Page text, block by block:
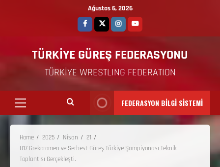
Ağustos 6, 2026
TÜRKİYE GÜREŞ FEDERASYONU
TÜRKİYE WRESTLING FEDERATION
FEDERASYON BİLGİ SİSTEMİ
Home 2025 Nisan
21
U17 Grekoromen ve Serbest Güreş Türkiye Şampiyonası Teknik
Toplantısı Gerçekleşti.